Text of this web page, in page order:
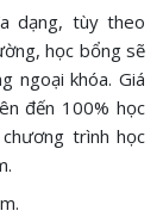
dạng, tùy theo
học bổng sẽ
ngoại khóa. Giá
đến 100% học
trình học